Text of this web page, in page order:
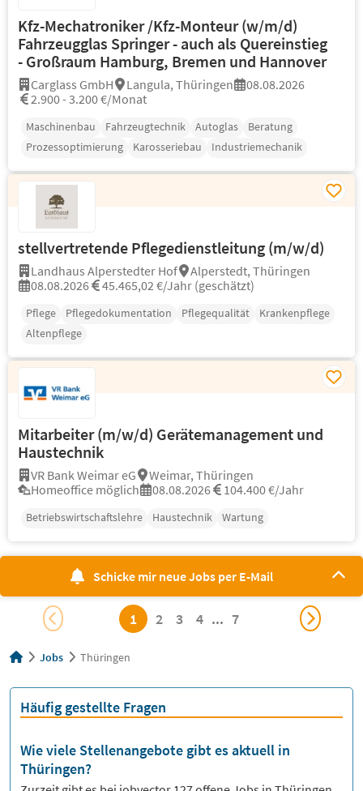
Kfz-Mechatroniker /Kfz-Monteur (w/m/d)
Fahrzeugglas Springer - auch als Quereinstieg
- Großraum Hamburg, Bremen und Hannover
Carglass GmbH Langula, Thüringen
08.08.2026
2.900 - 3.200 €/Monat
Maschinenbau Fahrzeugtechnik Autoglas
Beratung
Prozessoptimierung
Karosseriebau Industriemechanik
stellvertretende Pflegedienstleitung (m/w/d)
Landhaus Alperstedter Hof
Alperstedt, Thüringen
08.08.2026
45.465,02 €/Jahr (geschätzt)
Pflege Pflegedokumentation Pflegequalität
Krankenpflege
Altenpflege
Mitarbeiter (m/w/d) Gerätemanagement und
Haustechnik
VR Bank Weimar eG
Weimar, Thüringen
Homeoffice möglich
08.08.2026 104.400 €/Jahr
Betriebswirtschaftslehre Haustechnik Wartung
Schicke mir neue Jobs per E-Mail
1 2 3 4 ... 7
Jobs Thüringen
Häufig gestellte Fragen
Wie viele Stellenangebote gibt es aktuell in
Thüringen?